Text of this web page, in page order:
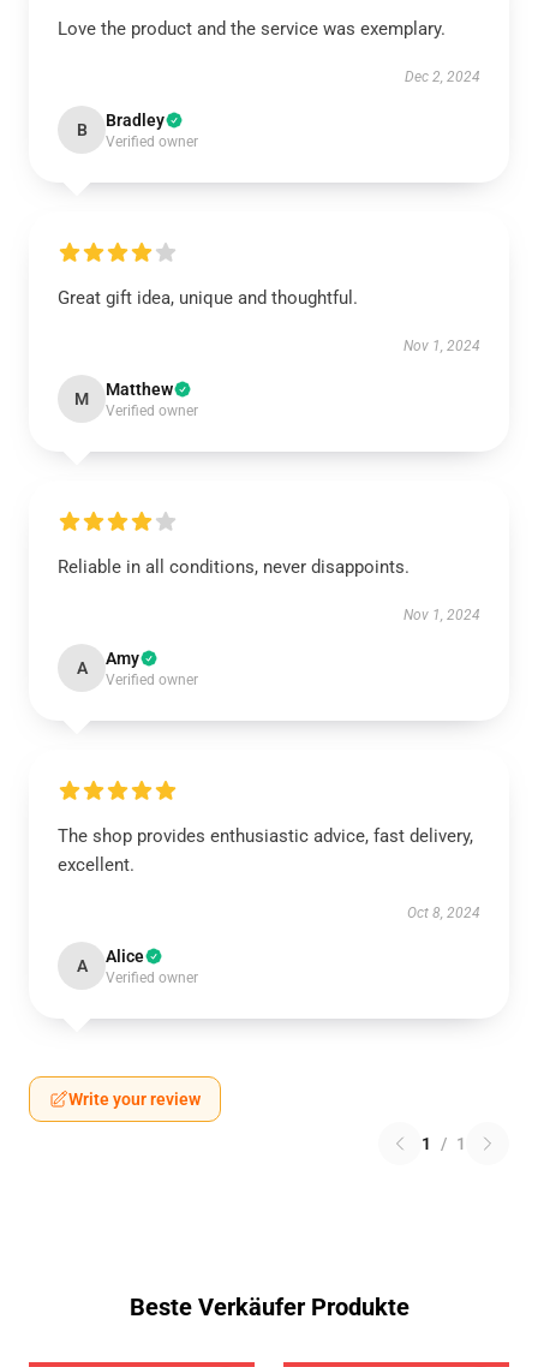
Love the product and the service was exemplary.
Dec 2, 2024
B Bradley
Verified owner
Great gift idea, unique and thoughtful.
Nov 1, 2024
M Matthew
Verified owner
Reliable in all conditions, never disappoints.
Nov 1, 2024
A Amy
Verified owner
The shop provides enthusiastic advice, fast delivery,
excellent.
Oct 8, 2024
A Alice
Verified owner
Write your review
1 / 1
Beste Verkäufer Produkte